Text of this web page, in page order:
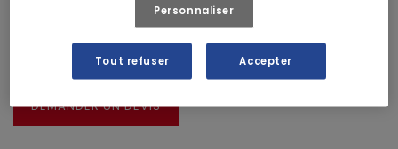
Rechercher vos produits par marque
CRÉER UN DEVIS À PARTIR DE CE PANIER
DEMANDER UN DEVIS
Personnaliser
Tout refuser Accepter